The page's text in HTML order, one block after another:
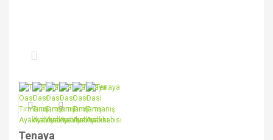
Tenaya